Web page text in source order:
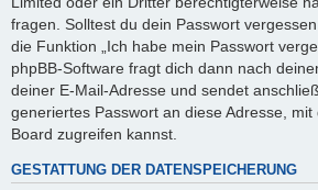
fragen. Solltest du dein Passwort
die Funktion „Ich habe mein Passwort
phpBB-Software fragt dich dann nach
deiner E-Mail-Adresse und sendet
generiertes Passwort an diese Adresse,
Board zugreifen kannst.
GESTATTUNG DER DATENSPEICHERUNG